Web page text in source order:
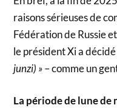
raisons sérieuses de
Fédération de Russie
le président Xi a décidé
junzi) »– comme un
La période de lune